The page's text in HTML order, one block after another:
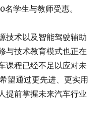
学生与教师受惠。
技术以及智能驾驶辅助
与技术教育模式也正在
课程已经不足以应对未
望通过更先进、更实用
提前掌握未来汽车行业